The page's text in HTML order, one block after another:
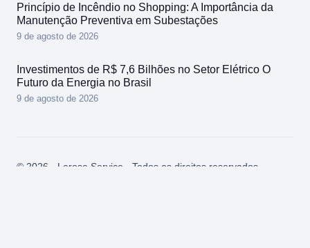
Princípio de Incêndio no Shopping: A Importância da
Manutenção Preventiva em Subestações
9 de agosto de 2026
Investimentos de R$ 7,6 Bilhões no Setor Elétrico O
Futuro da Energia no Brasil
9 de agosto de 2026
© 2026 - Lerose Service - Todos os direitos reservados